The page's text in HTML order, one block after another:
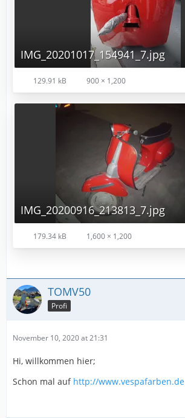
IMG_20201017_154941_7.jpg
129.91 kB 900 × 1,200
IMG_20200916_213813_7.jpg
179.34 kB 1,600 × 1,200
TOMV50
Profi
November 10, 2020 at 21:31
Hi, willkommen hier;
Schon mal auf http://www.vespafarben.de